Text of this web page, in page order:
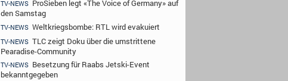
TV-NEWS ProSieben legt «The Voice of Germany» auf
den Samstag
TV-NEWS Weltkriegsbombe: RTL wird evakuiert
TV-NEWS TLC zeigt Doku über die umstrittene
Pearadise-Community
TV-NEWS Besetzung für Raabs Jetski-Event
bekanntgegeben